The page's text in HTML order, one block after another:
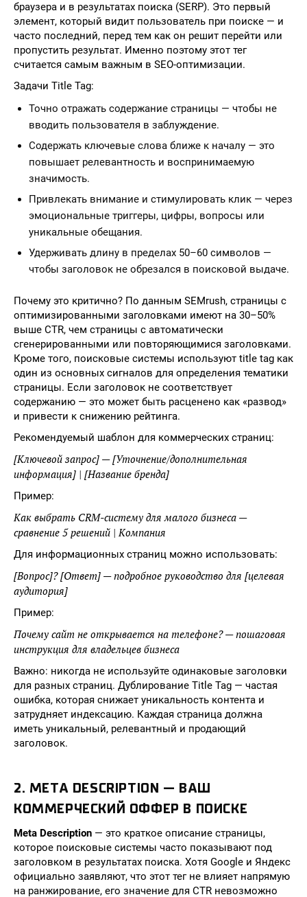
браузера и в результатах поиска (SERP). Это первый
элемент, который видит пользователь при поиске — и
часто последний, перед тем как он решит перейти или
пропустить результат. Именно поэтому этот тег
считается самым важным в SEO-оптимизации.
Задачи Title Tag:
Точно отражать содержание страницы — чтобы не
вводить пользователя в заблуждение.
Содержать ключевые слова ближе к началу — это
повышает релевантность и воспринимаемую
значимость.
Привлекать внимание и стимулировать клик — через
эмоциональные триггеры, цифры, вопросы или
уникальные обещания.
Удерживать длину в пределах 50–60 символов —
чтобы заголовок не обрезался в поисковой выдаче.
Почему это критично? По данным SEMrush, страницы с
оптимизированными заголовками имеют на 30–50%
выше CTR, чем страницы с автоматически
сгенерированными или повторяющимися заголовками.
Кроме того, поисковые системы используют title tag как
один из основных сигналов для определения тематики
страницы. Если заголовок не соответствует
содержанию — это может быть расценено как «развод»
и привести к снижению рейтинга.
Рекомендуемый шаблон для коммерческих страниц:
[Ключевой запрос] — [Уточнение/дополнительная
информация] | [Название бренда]
Пример:
Как выбрать CRM-систему для малого бизнеса —
сравнение 5 решений | Компания
Для информационных страниц можно использовать:
[Вопрос]? [Ответ] — подробное руководство для [целевая
аудитория]
Пример:
Почему сайт не открывается на телефоне? — пошаговая
инструкция для владельцев бизнеса
Важно: никогда не используйте одинаковые заголовки
для разных страниц. Дублирование Title Tag — частая
ошибка, которая снижает уникальность контента и
затрудняет индексацию. Каждая страница должна
иметь уникальный, релевантный и продающий
заголовок.
2. META DESCRIPTION — ВАШ
КОММЕРЧЕСКИЙ ОФФЕР В ПОИСКЕ
Meta Description — это краткое описание страницы,
которое поисковые системы часто показывают под
заголовком в результатах поиска. Хотя Google и Яндекс
официально заявляют, что этот тег не влияет напрямую
на ранжирование, его значение для CTR невозможно